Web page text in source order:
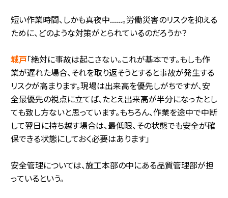
短い作業時間、しかも真夜中......。労働災害のリスクを抑える
ために、どのような対策がとられているのだろうか？
城戸「絶対に事故は起こさない。これが基本です。もしも作
業が遅れた場合、それを取り返そうとすると事故が発生する
リスクが高まります。現場は出来高を優先しがちですが、安
全最優先の視点に立てば、たとえ出来高が半分になったとし
ても致し方ないと思っています。もちろん、作業を途中で中断
して翌日に持ち越す場合は、最低限、その状態でも安全が確
保できる状態にしておく必要はあります」
安全管理については、施工本部の中にある品質管理部が担
っているという。